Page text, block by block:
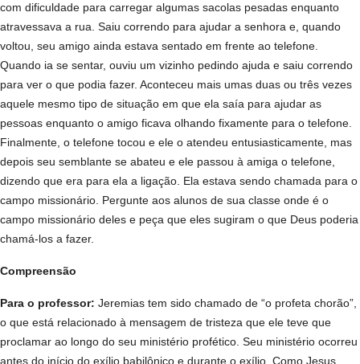
com dificuldade para carregar algumas sacolas pesadas enquanto
atravessava a rua. Saiu correndo para ajudar a senhora e, quando
voltou, seu amigo ainda estava sentado em frente ao telefone.
Quando ia se sentar, ouviu um vizinho pedindo ajuda e saiu correndo
para ver o que podia fazer. Aconteceu mais umas duas ou três vezes
aquele mesmo tipo de situação em que ela saía para ajudar as
pessoas enquanto o amigo ficava olhando fixamente para o telefone.
Finalmente, o telefone tocou e ele o atendeu entusiasticamente, mas
depois seu semblante se abateu e ele passou à amiga o telefone,
dizendo que era para ela a ligação. Ela estava sendo chamada para o
campo missionário. Pergunte aos alunos de sua classe onde é o
campo missionário deles e peça que eles sugiram o que Deus poderia
chamá-los a fazer.
Compreensão
Para o professor: Jeremias tem sido chamado de “o profeta chorão”,
o que está relacionado à mensagem de tristeza que ele teve que
proclamar ao longo do seu ministério profético. Seu ministério ocorreu
antes do início do exílio babilônico e durante o exílio. Como Jesus,